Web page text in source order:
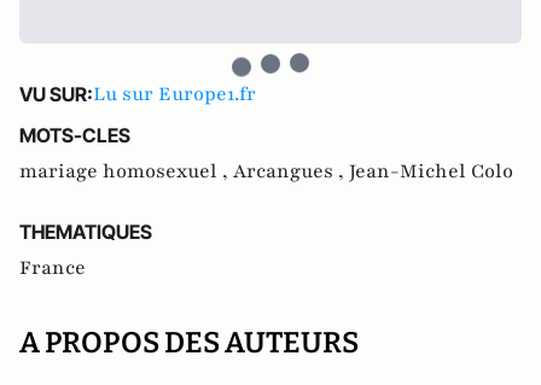
VU SUR:Lu sur Europe1.fr
MOTS-CLES
mariage homosexuel , Arcangues , Jean-Michel Colo
THEMATIQUES
France
A PROPOS DES AUTEURS